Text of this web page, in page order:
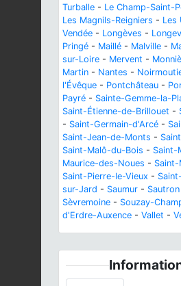
Turballe - Le Champ-Saint-
Les Magnils-Reigniers - Les
Vendée - Longèves -
Pringé - Maillé - Malville -
sur-Loire - Mervent -
Martin - Nantes -
l'Évêque - Pontchâteau -
Payré - Sainte-Gemme-la-
Saint-Étienne-de-Brillouet -
- Saint-Germain-d'Arcé -
Saint-Jean-de-Monts -
Saint-Malô-du-Bois - Saint-
Maurice-des-Noues -
Saint-Pierre-le-Vieux -
sur-Jard - Saumur - Sautron
Sèvremoine - Souzay-
d'Erdre-Auxence - Vallet -